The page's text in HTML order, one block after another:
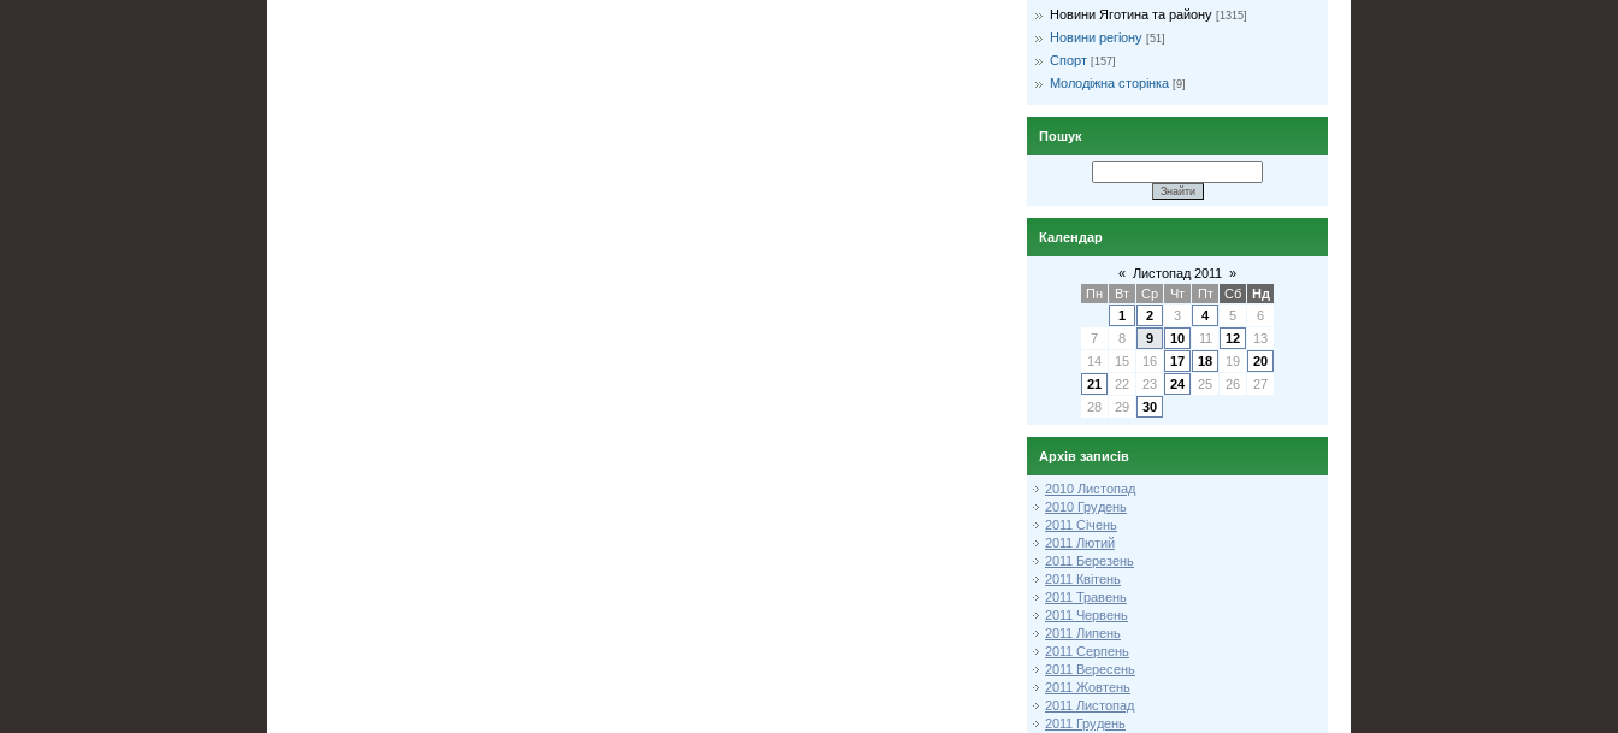
Новини Яготина та району [1315]
Новини регіону [51]
Спорт [157]
Молодіжна сторінка [9]
Пошук
Календар
« Листопад 2011
»
Пн
Вт Ср Чт Пт Сб
Нд
1
2 3 4 5
6
7
8 9 10 11 12
13
14
15 16 17 18 19
20
21
22 23 24 25 26
27
28
29 30
Архів записів
2010 Листопад
2010 Грудень
2011 Січень
2011 Лютий
2011 Березень
2011 Квітень
2011 Травень
2011 Червень
2011 Липень
2011 Серпень
2011 Вересень
2011 Жовтень
2011 Листопад
2011 Грудень